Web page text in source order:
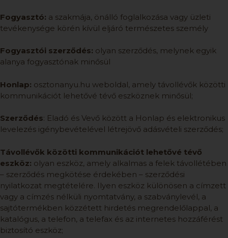
Fogyasztó: a szakmája, önálló foglalkozása vagy üzleti
tevékenysége körén kívül eljáró természetes személy
Fogyasztói szerződés: olyan szerződés, melynek egyik
alanya fogyasztónak minősül
Honlap: osztonanyu.hu weboldal, amely távollévők közötti
kommunikációt lehetővé tévő eszköznek minősül;
Szerződés: Eladó és Vevő között a Honlap és elektronikus
levelezés igénybevételével létrejövő adásvételi szerződés;
Távollévők közötti kommunikációt lehetővé tévő
eszköz: olyan eszköz, amely alkalmas a felek távollétében
– szerződés megkötése érdekében – szerződési
nyilatkozat megtételére. Ilyen eszköz különösen a címzett
vagy a címzés nélküli nyomtatvány, a szabványlevél, a
sajtótermékben közzétett hirdetés megrendelőlappal, a
katalógus, a telefon, a telefax és az internetes hozzáférést
biztosító eszköz;